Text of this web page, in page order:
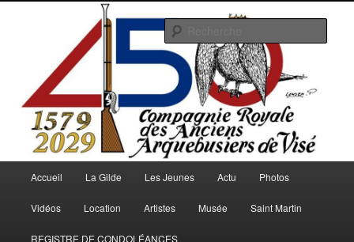
Arquebusiers.eu
Accueil La Gilde Les Jeunes Actu Photos
Vidéos Location Artistes Musée Saint Martin
REGISTRE DE CONDOLÉANCES